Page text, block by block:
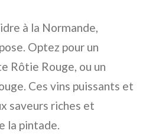
à la Normande,
Optez pour un
Rôtie Rouge, ou un
Ces vins puissants et
saveurs riches et
la pintade.